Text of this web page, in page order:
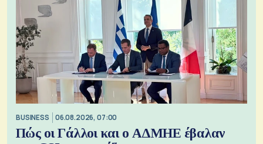
BUSINESS 06.08.2026, 07:00
Πώς οι Γάλλοι και ο ΑΔΜΗΕ έβαλαν